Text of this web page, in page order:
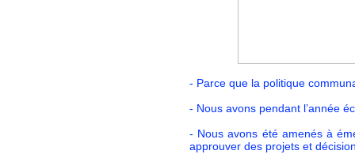
- Parce que la politique
- Nous avons pendant l’année
- Nous avons été amenés à
approuver des projets et